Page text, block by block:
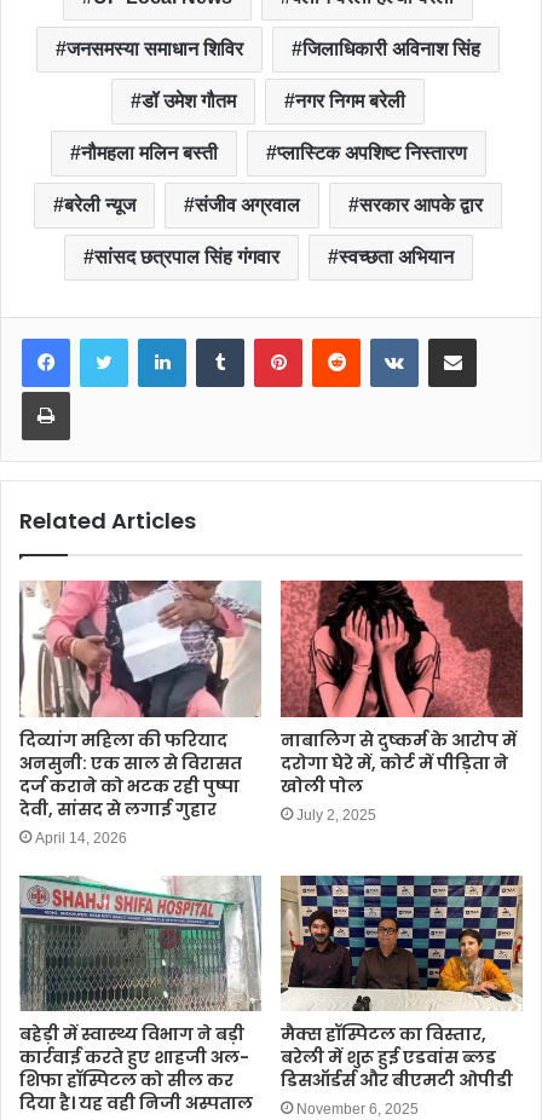
b
o
o
k
A
p
p
जनसमस्या समाधान शिविर जिलाधिकारी अविनाश सिंह
डॉ उमेश गौतम नगर निगम बरेली
नौमहला मलिन बस्ती प्लास्टिक अपशिष्ट निस्तारण
बरेली न्यूज संजीव अग्रवाल सरकार आपके द्वार
सांसद छत्रपाल सिंह गंगवार स्वच्छता अभियान
LinkedInTumblr PinterestReddit VKontakteShare via Email
Print
Related Articles
दिव्यांग महिला की फरियाद
अनसुनी: एक साल से विरासत
दर्ज कराने को भटक रही पुष्पा
देवी, सांसद से लगाई गुहार
April 14, 2026
नाबालिग से दुष्कर्म के आरोप में
दरोगा घेरे में, कोर्ट में पीड़िता ने
खोली पोल
July 2, 2025
बहेड़ी में स्वास्थ्य विभाग ने बड़ी
कार्रवाई करते हुए शाहजी अल-
शिफा हॉस्पिटल को सील कर
दिया है। यह वही निजी अस्पताल
मैक्स हॉस्पिटल का विस्तार,
बरेली में शुरू हुई एडवांस ब्लड
डिसऑर्डर्स और बीएमटी ओपीडी
November 6, 2025